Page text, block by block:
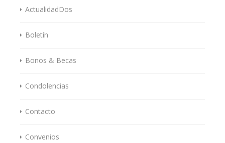
ActualidadDos
Boletín
Bonos & Becas
Condolencias
Contacto
Convenios